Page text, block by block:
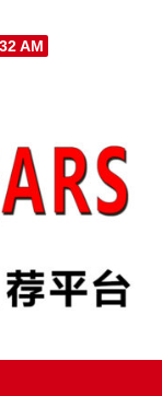
AM